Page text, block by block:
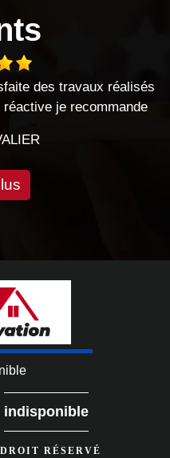
réalisés
indisponible
RÉSERVÉ